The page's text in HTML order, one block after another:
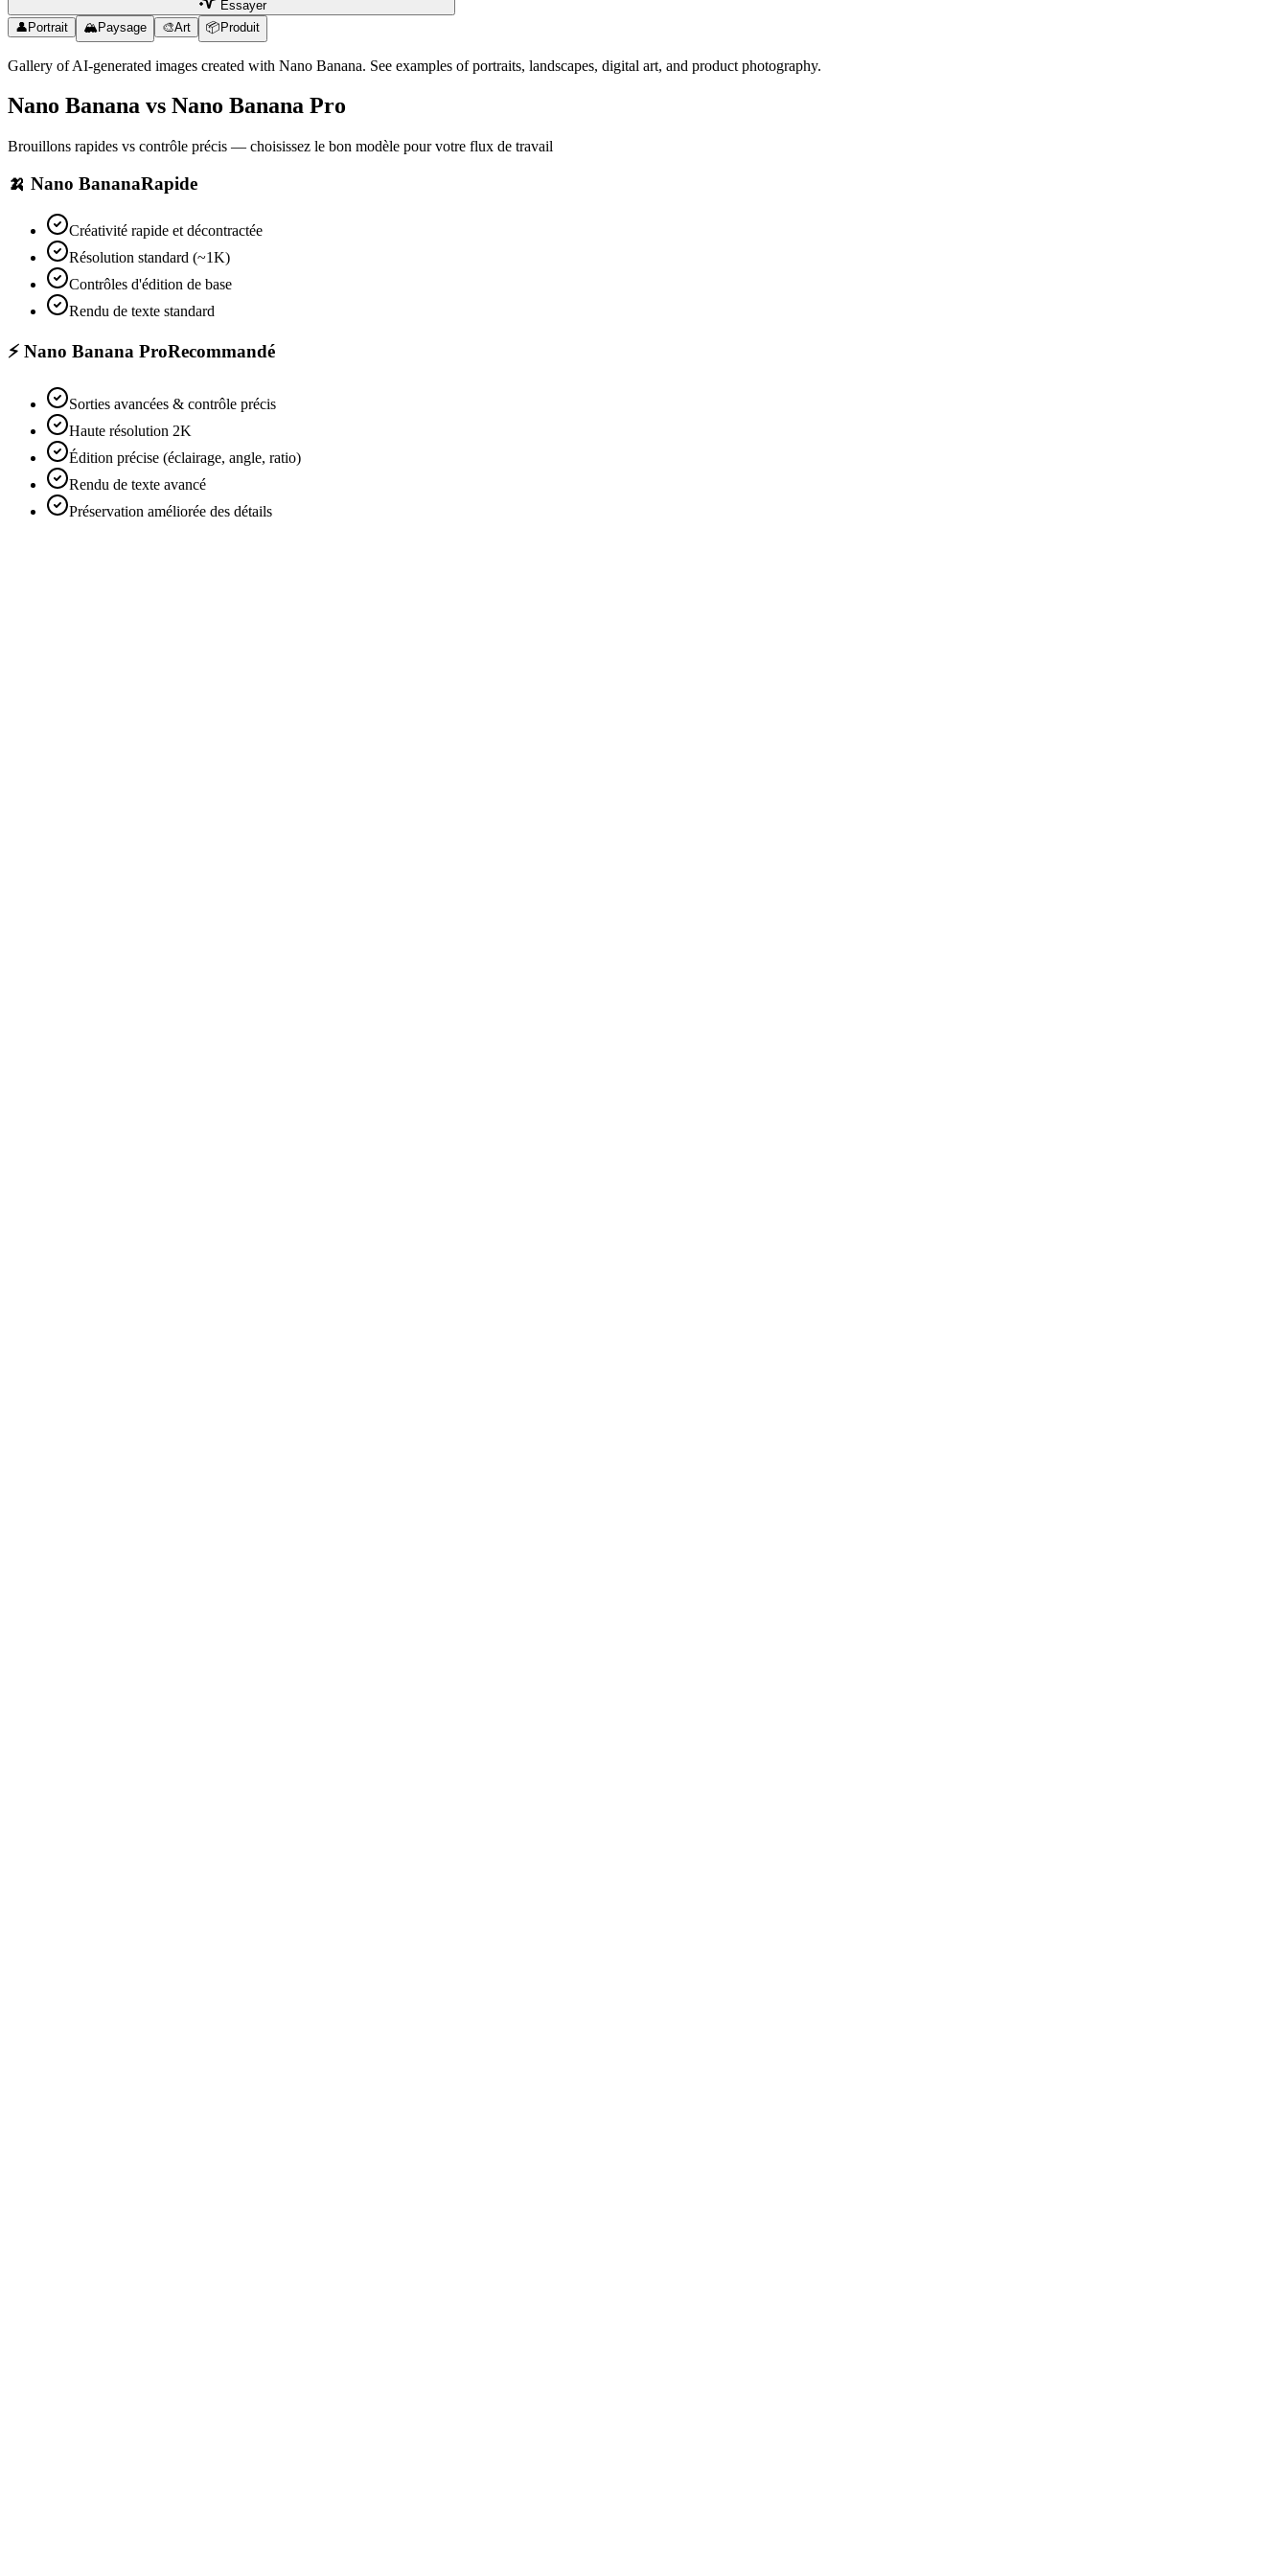
Essayer
👤Portrait 🏔️Paysage 🎨Art 📦Produit
Gallery of AI-generated images created with Nano Banana. See examples of portraits, landscapes, digital art, and product photography.
Nano Banana vs Nano Banana Pro
Brouillons rapides vs contrôle précis — choisissez le bon modèle pour votre flux de travail
🍌 Nano BananaRapide
Créativité rapide et décontractée
Résolution standard (~1K)
Contrôles d'édition de base
Rendu de texte standard
⚡ Nano Banana ProRecommandé
Sorties avancées & contrôle précis
Haute résolution 2K
Édition précise (éclairage, angle, ratio)
Rendu de texte avancé
Préservation améliorée des détails